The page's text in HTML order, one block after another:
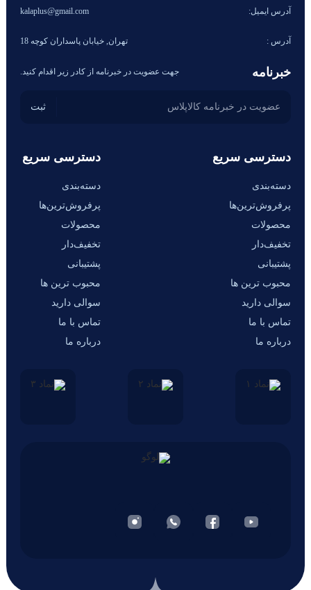
دسترسی سریع
دسته‌بندی
پرفروش‌ترین‌ها
محصولات
تخفیف‌دار
پشتیبانی
محبوب ترین ها
سوالی دارید
تماس با ما
درباره ما
آدرس ایمیل: kalaplus@gmail.com
آدرس : تهران, خیابان پاسداران کوچه 18
خبرنامه جهت عضویت در خبرنامه از کادر زیر اقدام کنید.
دسترسی سریع
دسته‌بندی
پرفروش‌ترین‌ها
محصولات
تخفیف‌دار
پشتیبانی
محبوب ترین ها
سوالی دارید
تماس با ما
درباره ما